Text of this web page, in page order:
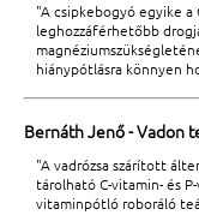
"A csipkebogyó egyike a
leghozzáférhetőbb
hiánypótlásra könnyen
Bernáth Jenő - Vadon
"A vadrózsa szárított
tárolható C-vitamin- és
vitaminpótló roboráló